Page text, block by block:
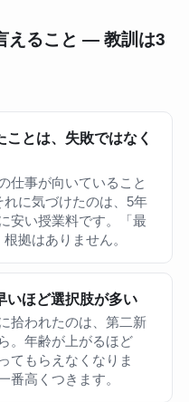
えること — 教訓は3
ことは、失敗ではなく
仕事が向いていること
に気づけたのは、5年
安い授業料です。「最
拠はありません。
いほど選択肢が多い
拾われたのは、第二新
。年齢が上がるほど
てもらえなくなりま
番高くつきます。